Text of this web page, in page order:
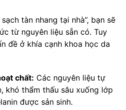
tàn nhang tại nhà”, bạn sẽ
từ nguyên liệu sẵn có. Tuy
đề ở khía cạnh khoa học da
chất: Các nguyên liệu tự
khó thẩm thấu sâu xuống lớp
được sản sinh.